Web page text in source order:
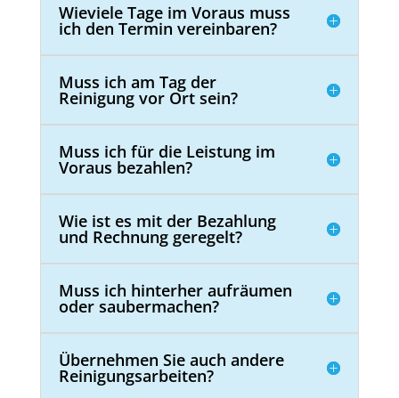
Wieviele Tage im Voraus muss
ich den Termin vereinbaren?
Muss ich am Tag der
Reinigung vor Ort sein?
Muss ich für die Leistung im
Voraus bezahlen?
Wie ist es mit der Bezahlung
und Rechnung geregelt?
Muss ich hinterher aufräumen
oder saubermachen?
Übernehmen Sie auch andere
Reinigungsarbeiten?